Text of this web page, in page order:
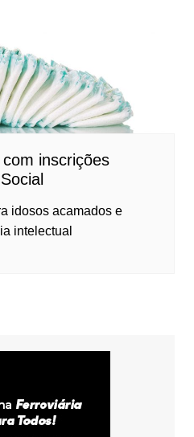
inscrições
idosos acamados e
intelectual